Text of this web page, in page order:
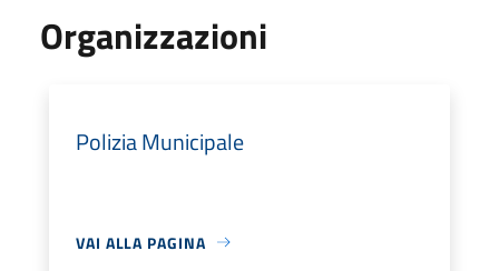
Organizzazioni
Polizia Municipale
VAI ALLA PAGINA